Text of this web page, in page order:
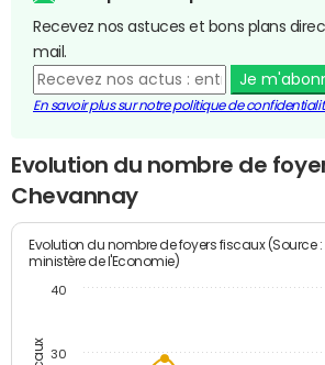
Recevez nos astuces et bons plans
mail.
Je
En savoir plus sur notre politique de
Evolution du nombre de
Chevannay
Evolution du nombre de foyers fiscaux (Source :
ministère de l'Economie)
30
40